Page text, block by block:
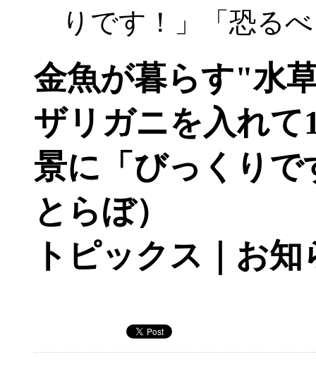
りです！」「恐る
金魚が暮らす"水
ザリガニを入れ
景に「びっくり
とらぼ）
トピックス｜お知